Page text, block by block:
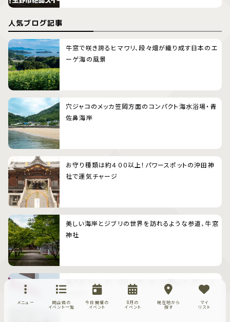
人気ブログ記事
牛窓で咲き誇るヒマワリ、段々畑が織り成す日本のエ
ーゲ海の風景
穴ジャコのメッカ笠岡方面のコンパクト海水浴場・青
佐鼻海岸
お守り種類は約４００以上！パワースポットの沖田神
社で運気チャージ
美しい海岸とジブリの世界を訪れるような参道、牛窓
神社
雨の日ウォーキングはイオンモール岡山で、ポイント
もGET！
メニュー
岡山県の
イベント一覧
今日開催の
イベント
8月の
イベント
現在地から
探す
マイ
リスト